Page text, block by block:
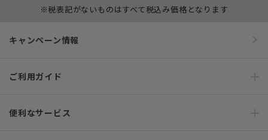
※税表記がないものはすべて税込み価格となります
キャンペーン情報
ご利用ガイド
便利なサービス